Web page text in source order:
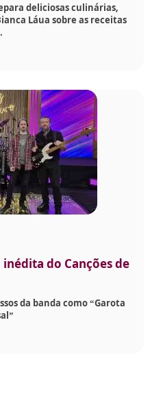
deliciosas culinárias,
Láua sobre as receitas
do Canções de
da banda como “Garota